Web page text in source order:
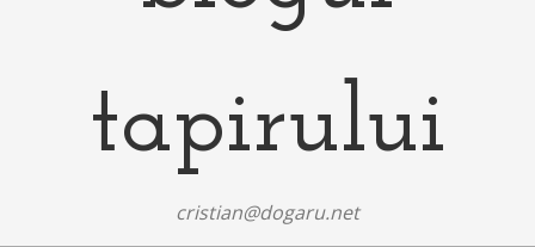
tapirului
cristian@dogaru.net